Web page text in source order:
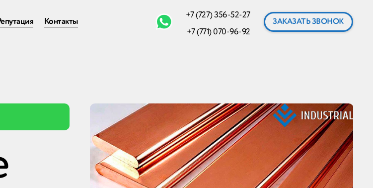
Контакты
+7 (727) 356-52-27
+7 (771) 070-96-92
ЗАКАЗАТЬ ЗВОНОК